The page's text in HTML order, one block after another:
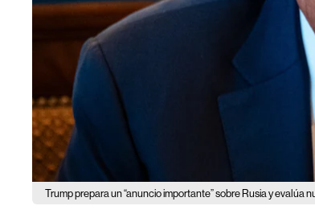
Trump prepara un “anuncio importante” sobre Rusia y evalúa